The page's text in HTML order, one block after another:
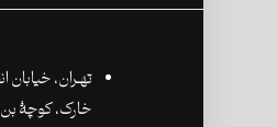
تهـران،‌ خیابان
خارک، کوچۀ